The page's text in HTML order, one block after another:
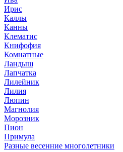
Ирис
Каллы
Канны
Клематис
Книфофия
Комнатные
Ландыш
Лапчатка
Лилейник
Лилия
Люпин
Магнолия
Морозник
Пион
Примула
Разные весенние многолетники